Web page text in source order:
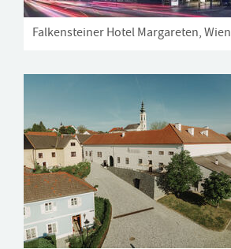
Falkensteiner Hotel Margareten, Wien